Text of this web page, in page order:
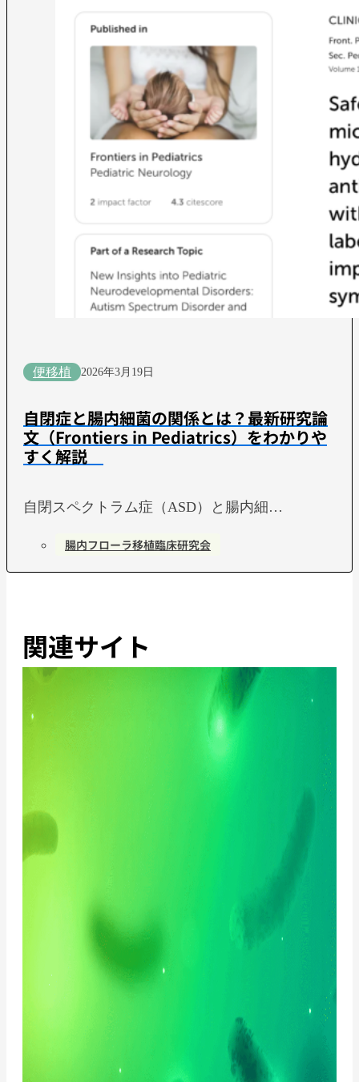
便移植 2026年3月19日
自閉症と腸内細菌の関係とは？最新研究論
文（Frontiers in Pediatrics）をわかりや
すく解説
自閉スペクトラム症（ASD）と腸内細…
腸内フローラ移植臨床研究会
関連サイト